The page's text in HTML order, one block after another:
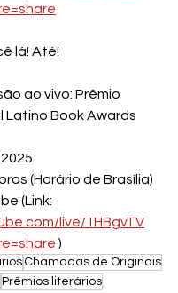
lá! Até!
ao vivo: Prêmio
Latino Book Awards
(Horário de Brasília)
(Link:
live/1HBgvTV
)
Chamadas de Originais
Prêmios literários